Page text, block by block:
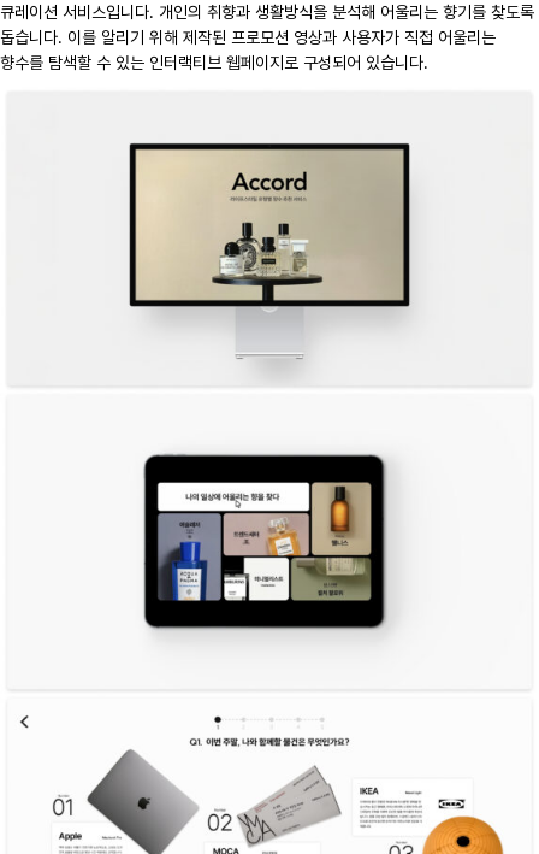
큐레이션 서비스입니다. 개인의 취향과 생활방식을 분석해 어울리는 향기를 찾도록
돕습니다. 이를 알리기 위해 제작된 프로모션 영상과 사용자가 직접 어울리는
향수를 탐색할 수 있는 인터랙티브 웹페이지로 구성되어 있습니다.